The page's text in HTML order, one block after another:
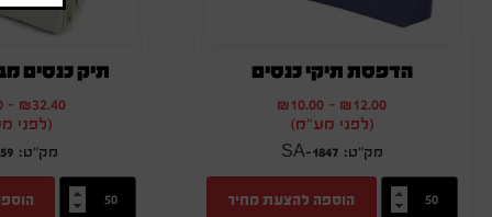
הדפסת תיקי כנסים
₪12.00
-
₪10.00
(לפני מע"מ)
SA-1847
הוספה להצעת מחיר
תיק כנסים
₪32.40
-
(לפני